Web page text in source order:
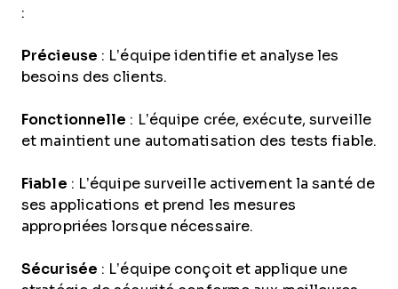
:
Précieuse : L’équipe identifie et analyse les
besoins des clients.
Fonctionnelle : L’équipe crée, exécute, surveille
et maintient une automatisation des tests fiable.
Fiable : L’équipe surveille activement la santé de
ses applications et prend les mesures
appropriées lorsque nécessaire.
Sécurisée : L’équipe conçoit et applique une